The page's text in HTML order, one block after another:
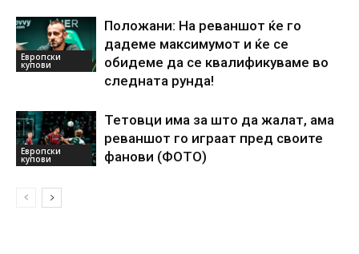
Европски
купови
Положани: На реваншот ќе го
дадеме максимумот и ќе се
обидеме да се квалификуваме во
следната рунда!
Европски
купови
Тетовци има за што да жалат, ама
реваншот го играат пред своите
фанови (ФОТО)